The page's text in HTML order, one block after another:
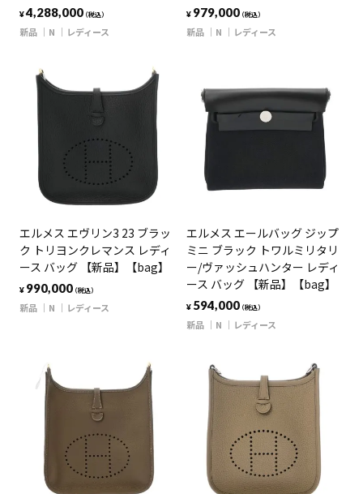
¥4,288,000（税込）
新品 N レディース
¥ 979,000（税込）
新品 N レディース
エルメス エヴリン3 23 ブラッ
ク トリヨンクレマンス レディ
ース バッグ 【新品】【bag】
¥ 990,000（税込）
新品 N レディース
エルメス エールバッグ ジップ
ミニ ブラック トワルミリタリ
ー/ヴァッシュハンター レディ
ース バッグ 【新品】【bag】
¥ 594,000（税込）
新品 N レディース